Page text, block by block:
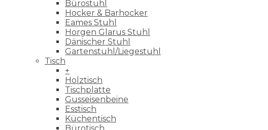
Bürostuhl
Hocker & Barhocker
Eames Stuhl
Horgen Glarus Stuhl
Dänischer Stuhl
Gartenstuhl/Liegestuhl
Tisch
+
Holztisch
Tischplatte
Gusseisenbeine
Esstisch
Küchentisch